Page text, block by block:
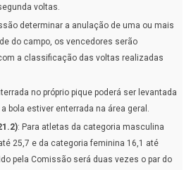
voltas.
determinar a anulação de uma ou mais
do campo, os vencedores serão
a classificação das voltas realizadas
no próprio pique poderá ser levantada
bola estiver enterrada na área geral.
: Para atletas da categoria masculina
25,7 e da categoria feminina 16,1 até
pela Comissão será duas vezes o par do